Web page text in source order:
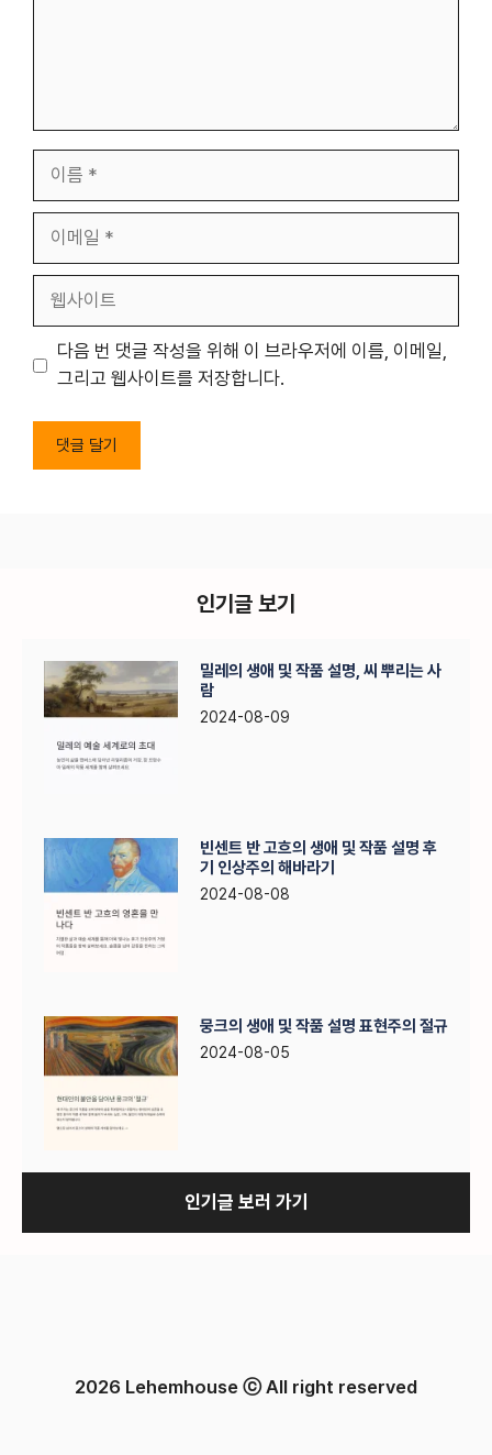
일
트
다음 번 댓글 작성을 위해 이 브라우저에 이름, 이메일,
그리고 웹사이트를 저장합니다.
인기글 보기
밀레의 생애 및 작품 설명, 씨 뿌리는 사
람
2024-08-09
빈센트 반 고흐의 생애 및 작품 설명 후
기 인상주의 해바라기
2024-08-08
뭉크의 생애 및 작품 설명 표현주의 절규
2024-08-05
인기글 보러 가기
2026 Lehemhouse ⓒ All right reserved